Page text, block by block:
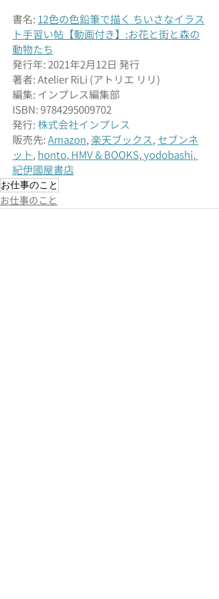
書名: 12色の色鉛筆で描く ちいさなイラス
ト手習い帖【動画付き】:お花と街と森の
動物たち
発行年: 2021年2月12日 発行
著者: Atelier RiLi (アトリエ リリ)
編集: インプレス編集部
ISBN: 9784295009702
発行: 株式会社インプレス
販売先: Amazon, 楽天ブックス, セブンネ
ット, honto, HMV & BOOKS, yodobashi,
紀伊國屋書店
お仕事のこと
お仕事のこと